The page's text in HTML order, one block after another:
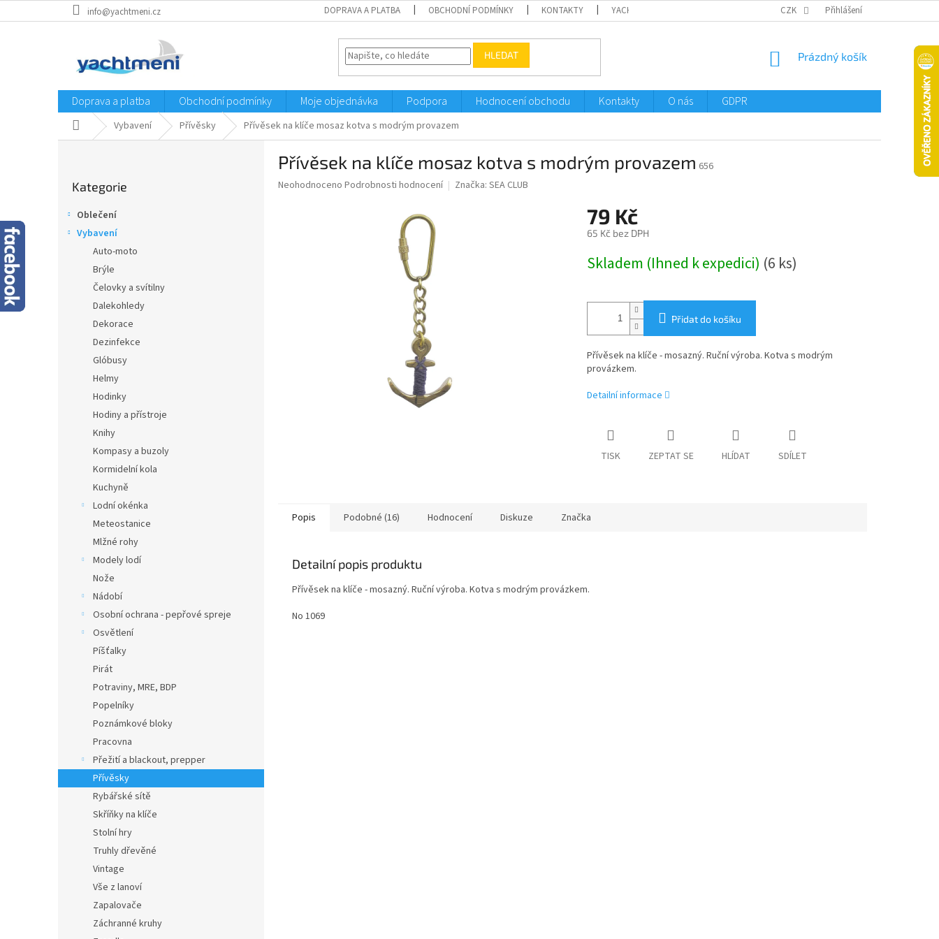
na
info@yachtmeni.cz DOPRAVA A PLATBA OBCHODNÍ PODMÍNKY KONTAKTY YACHTMENI CZK Přihlášení
HLEDAT
NÁKUPNÍ
Prázdný košík
Doprava a platba Obchodní podmínky Moje objednávka Podpora Hodnocení obchodu Kontakty O nás GDPR
Domů Vybavení Přívěsky Přívěsek na klíče mosaz kotva s modrým provazem
kategorie
Kategorie
Oblečení
Vybavení
Auto-moto
Brýle
Čelovky a svítilny
Dalekohledy
Dekorace
Dezinfekce
Glóbusy
Helmy
Hodinky
Hodiny a přístroje
Knihy
Kompasy a buzoly
Kormidelní kola
Kuchyně
Lodní okénka
Meteostanice
Mlžné rohy
Modely lodí
Nože
Nádobí
Osobní ochrana - pepřové spreje
Osvětlení
Píšťalky
Pirát
Potraviny, MRE, BDP
Popelníky
Poznámkové bloky
Pracovna
Přežití a blackout, prepper
Přívěsky
Rybářské sítě
Skříňky na klíče
Stolní hry
Truhly dřevěné
Vintage
Vše z lanoví
Zapalovače
Záchranné kruhy
Přívěsek na klíče mosaz kotva s modrým provazem 656
Průměrné
Neohodnoceno Podrobnosti hodnocení Značka: SEA CLUB
79 Kč
65 Kč bez DPH
cena:
Skladem (Ihned k expedici) (6 ks)
Přidat do košíku
Přívěsek na klíče - mosazný. Ruční výroba. Kotva s modrým
provázkem.
Detailní informace
TISK ZEPTAT SE HLÍDAT SDÍLET
Popis Podobné (16) Hodnocení Diskuze Značka
Detailní popis produktu
Přívěsek na klíče - mosazný. Ruční výroba. Kotva s modrým provázkem.
No 1069